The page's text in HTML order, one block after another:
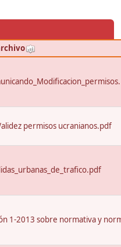
permisos ucranianos.pdf
1-2013 sobre normativa y